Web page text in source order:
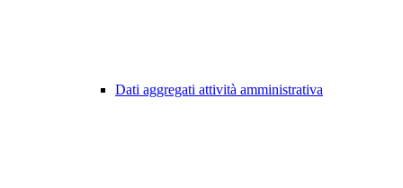
Dati aggregati attività amministrativa